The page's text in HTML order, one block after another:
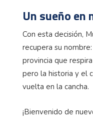
Un sueño en
Con esta decisión,
recupera su
provincia que
pero la historia y el
vuelta en la cancha.
¡Bienvenido de